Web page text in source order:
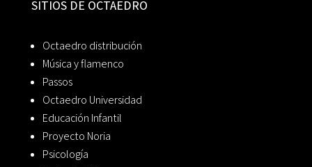
SITIOS DE OCTAEDRO
Octaedro distribución
Música y flamenco
Passos
Octaedro Universidad
Educación Infantil
Proyecto Noria
Psicología